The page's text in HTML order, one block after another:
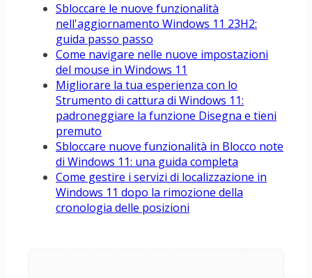
Sbloccare le nuove funzionalità
nell'aggiornamento Windows 11 23H2:
guida passo passo
Come navigare nelle nuove impostazioni
del mouse in Windows 11
Migliorare la tua esperienza con lo
Strumento di cattura di Windows 11:
padroneggiare la funzione Disegna e tieni
premuto
Sbloccare nuove funzionalità in Blocco note
di Windows 11: una guida completa
Come gestire i servizi di localizzazione in
Windows 11 dopo la rimozione della
cronologia delle posizioni